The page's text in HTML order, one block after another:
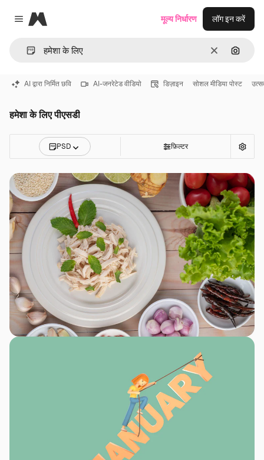
Close menu
Magnific
साफ़ इमेज से
मूल्य निर्धारण लॉग इन करें
AI द्वारा निर्मित छवि AI-जनरेटेड वीडियो डिज़ाइन सोशल मीडिया पोस्ट
हमेशा के लिए पीएसडी
PSD फ़िल्टर